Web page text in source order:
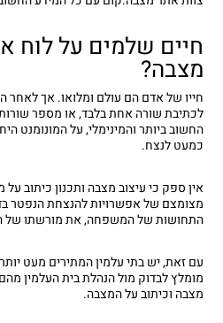
חיים שלמים על לוח
מצבה?
חייו של אדם הם עולם ומלואו. אך לאחר
לכתיבת שורה אחת בלבד, או מספר
החשוב ביותר והמינימלי, על המונומנט
כמעט לנצח.
אין ספק כי עיצוב מצבה ותכנון כיתוב
מצומצם של אפשרויות להנצחת הנפטר
התחושות של המשפחה, את מורשתו של
עם זאת, יש בתי עלמין המתירים מעט
מומלץ לבדוק מול הנהלת בית העלמין
מצבה וכיתוב על המצבה.